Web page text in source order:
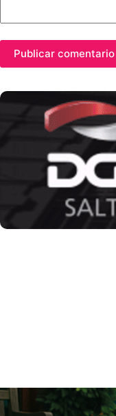
Publicar comentario